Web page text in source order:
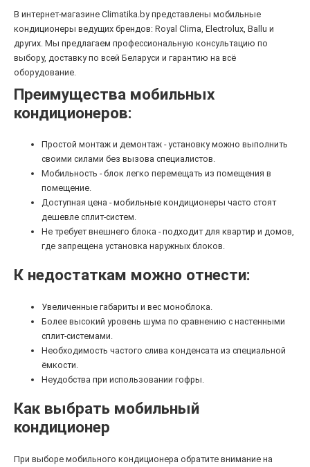
В интернет-магазине Climatika.by представлены мобильные
кондиционеры ведущих брендов: Royal Clima, Electrolux, Ballu и
других. Мы предлагаем профессиональную консультацию по
выбору, доставку по всей Беларуси и гарантию на всё
оборудование.
Преимущества мобильных
кондиционеров:
Простой монтаж и демонтаж - установку можно выполнить
своими силами без вызова специалистов.
Мобильность - блок легко перемещать из помещения в
помещение.
Доступная цена - мобильные кондиционеры часто стоят
дешевле сплит-систем.
Не требует внешнего блока - подходит для квартир и домов,
где запрещена установка наружных блоков.
К недостаткам можно отнести:
Увеличенные габариты и вес моноблока.
Более высокий уровень шума по сравнению с настенными
сплит-системами.
Необходимость частого слива конденсата из специальной
ёмкости.
Неудобства при использовании гофры.
Как выбрать мобильный
кондиционер
При выборе мобильного кондиционера обратите внимание на